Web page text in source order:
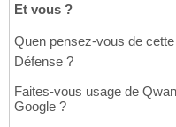
Et vous ?
Quen pensez-vous de
Défense ?
Faites-vous usage de
Google ?